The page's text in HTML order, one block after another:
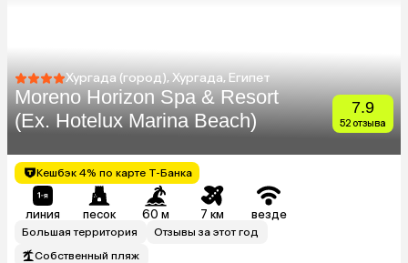
Хургада (город), Хургада, Египет
Moreno Horizon Spa & Resort
(Ex. Hotelux Marina Beach)
7.9
52 отзыва
Кешбэк 4% по карте Т-Банка
линия песок 60 м 7 км везде
Большая территория
Отзывы за этот год
Собственный пляж